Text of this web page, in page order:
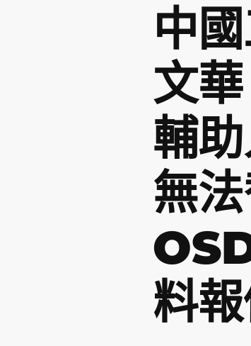
中
文
輔
無
料